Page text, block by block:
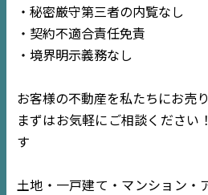
・秘密厳守第三者の内覧なし
・契約不適合責任免責
・境界明示義務なし
お客様の不動産を私たちにお売
まずはお気軽にご相談ください
す
土地・一戸建て・マンション・